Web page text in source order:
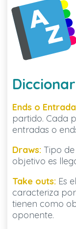
Ends o
partido. Cada
entradas o
Draws:Tipo
objetivo es
Take outs: Es
caracteriza
tienen como
oponente.